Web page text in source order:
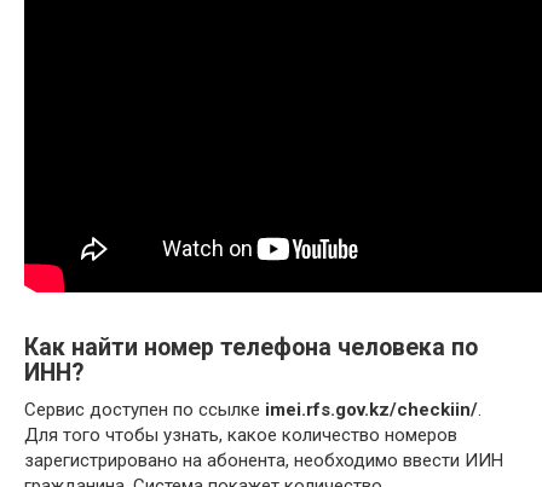
Как найти номер телефона человека по
ИНН?
Сервис доступен по ссылке imei.rfs.gov.kz/checkiin/.
Для того чтобы узнать, какое количество номеров
зарегистрировано на абонента, необходимо ввести ИИН